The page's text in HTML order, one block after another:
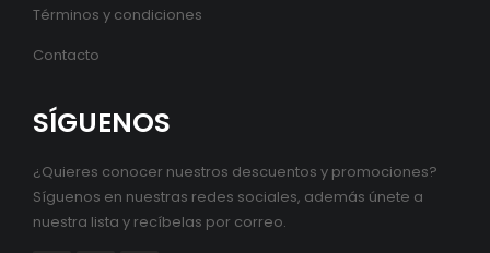
Términos y condiciones
Contacto
SÍGUENOS
¿Quieres conocer nuestros descuentos y promociones?
Síguenos en nuestras redes sociales, además únete a
nuestra lista y recíbelas por correo.